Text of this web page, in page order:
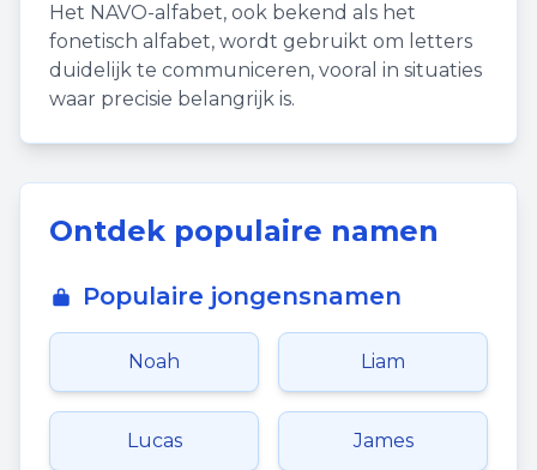
Het NAVO-alfabet, ook bekend als het
fonetisch alfabet, wordt gebruikt om letters
duidelijk te communiceren, vooral in situaties
waar precisie belangrijk is.
Ontdek populaire namen
Populaire jongensnamen
Noah Liam
Lucas James